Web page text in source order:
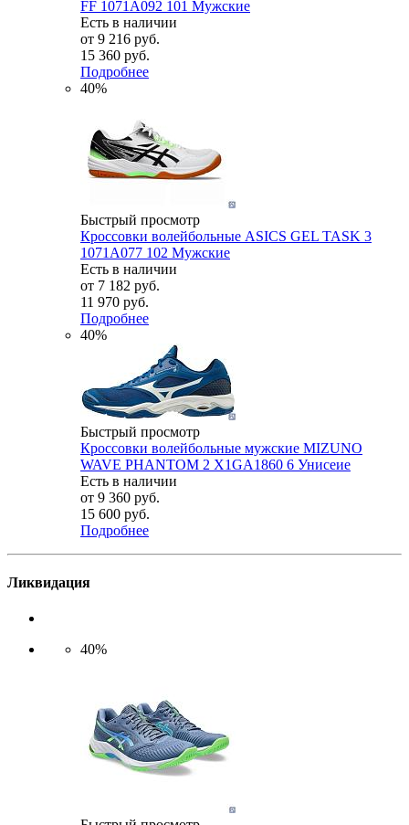
FF 1071A092 101 Мужские
Есть в наличии
от 9 216 руб.
15 360 руб.
Подробнее
40%
Быстрый просмотр
Кроссовки волейбольные ASICS GEL TASK 3
1071A077 102 Мужские
Есть в наличии
от 7 182 руб.
11 970 руб.
Подробнее
40%
Быстрый просмотр
Кроссовки волейбольные мужские MIZUNO
WAVE PHANTOM 2 X1GA1860 6 Унисеие
Есть в наличии
от 9 360 руб.
15 600 руб.
Подробнее
Ликвидация
40%